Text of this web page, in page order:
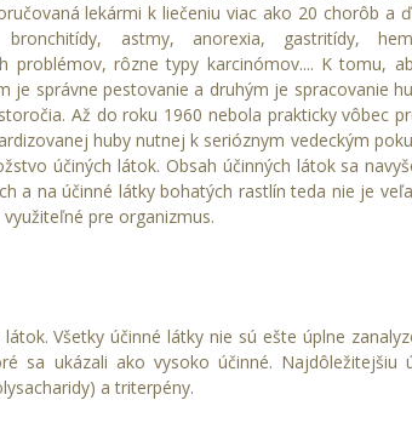
lekármi k liečeniu viac ako 20 chorôb a
astmy, anorexia, gastritídy,
problémov, rôzne typy karcinómov.... K tomu,
je správne pestovanie a druhým je spracovanie
Až do roku 1960 nebola prakticky vôbec
huby nutnej k serióznym vedeckým
účiných látok. Obsah účinných látok sa
a na účinné látky bohatých rastlín teda nie je
pre organizmus.
Všetky účinné látky nie sú ešte úplne
sa ukázali ako vysoko účinné. Najdôležitejšiu
a triterpény.